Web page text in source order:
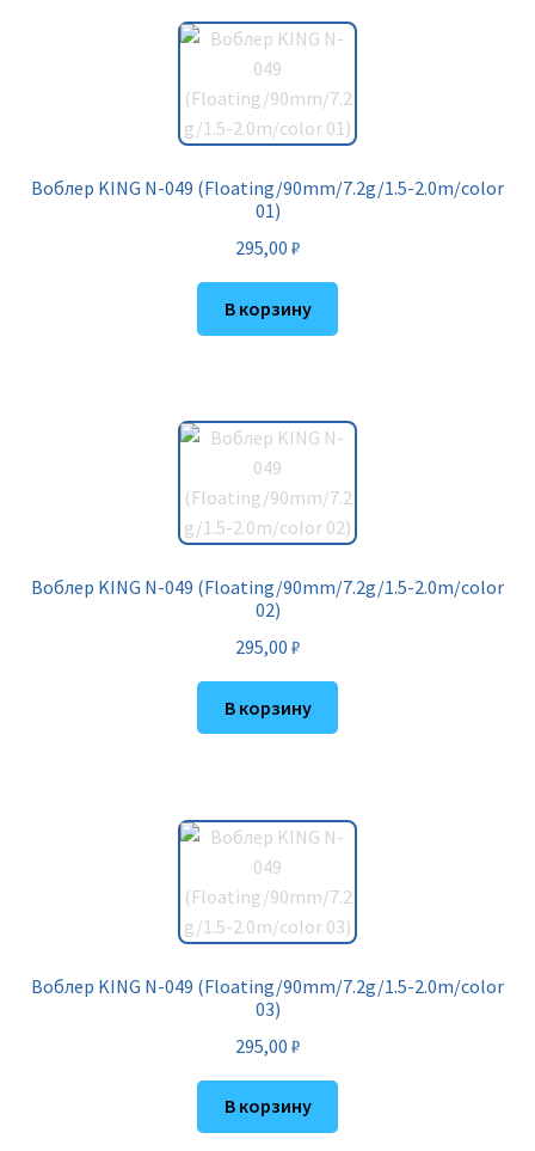
Воблер KING N-049 (Floating/90mm/7.2g/1.5-2.0m/color
01)
295,00 ₽
В корзину
Воблер KING N-049 (Floating/90mm/7.2g/1.5-2.0m/color
02)
295,00 ₽
В корзину
Воблер KING N-049 (Floating/90mm/7.2g/1.5-2.0m/color
03)
295,00 ₽
В корзину